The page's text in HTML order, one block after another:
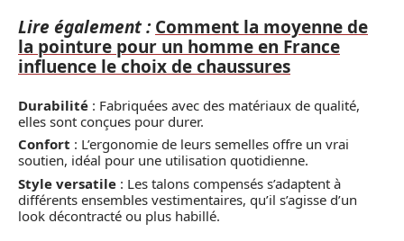
Lire également : Comment la moyenne de
la pointure pour un homme en France
influence le choix de chaussures
Durabilité : Fabriquées avec des matériaux de qualité,
elles sont conçues pour durer.
Confort : L’ergonomie de leurs semelles offre un vrai
soutien, idéal pour une utilisation quotidienne.
Style versatile : Les talons compensés s’adaptent à
différents ensembles vestimentaires, qu’il s’agisse d’un
look décontracté ou plus habillé.